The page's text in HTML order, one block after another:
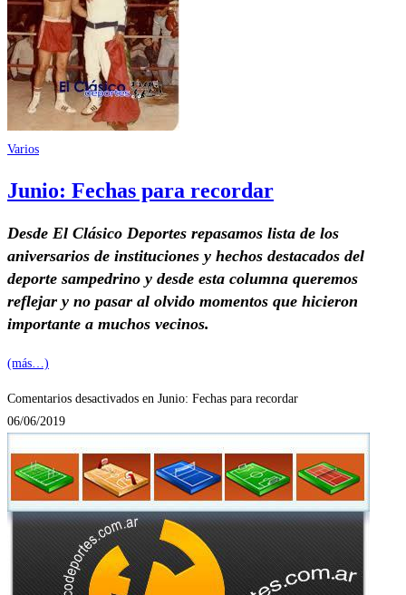
Varios
Junio: Fechas para recordar
Desde El Clásico Deportes repasamos lista de los
aniversarios de instituciones y hechos destacados del
deporte sampedrino y desde esta columna queremos
reflejar y no pasar al olvido momentos que hicieron
importante a muchos vecinos.
(más…)
Comentarios desactivados en Junio: Fechas para recordar
06/06/2019